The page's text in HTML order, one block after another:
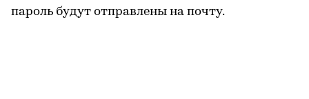
пароль будут отправлены на почту.